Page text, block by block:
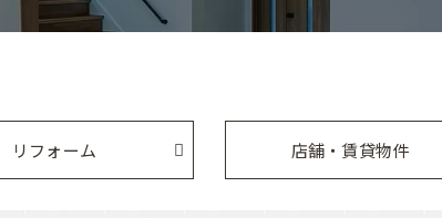
リフォーム 店舗・賃貸物件